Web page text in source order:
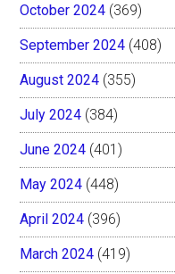
October 2024 (369)
September 2024 (408)
August 2024 (355)
July 2024 (384)
June 2024 (401)
May 2024 (448)
April 2024 (396)
March 2024 (419)